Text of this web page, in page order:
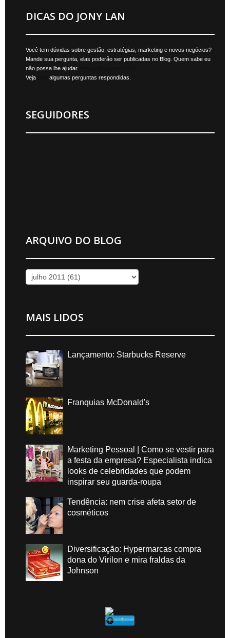
DICAS DO JONY LAN
Você tem dúvidas sobre gestão, estratégias, marketing e novos negócios?
Mande sua pergunta, elas poderão ser publicadas no Blog. Quem sabe eu
não possa lhe ajudar.
Veja
algumas perguntas respondidas.
SEGUIDORES
ARQUIVO DO BLOG
MAIS LIDOS
Lançamento: Starbucks Reserve
Franquias McDonald's
Marketing Pessoal | Como se vestir para
a festa da empresa? Especialista indica
looks de celebridades que podem
inspirar seu guarda-roupa
Tendência: nem crise afeta setor de
cosméticos
Diversificação: Hypermarcas compra
dona do Virilon e mira fraldas da
Johnson